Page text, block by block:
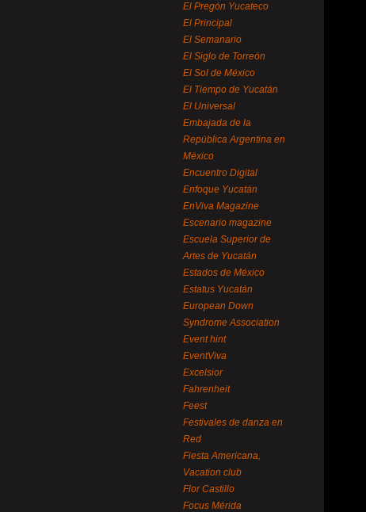
El Pregón Yucateco
El Principal
El Semanario
El Siglo de Torreón
El Sol de México
El Tiempo de Yucatán
El Universal
Embajada de la
República Argentina en
México
Encuentro Digital
Enfoque Yucatán
EnViva Magazine
Escenario magazine
Escuela Superior de
Artes de Yucatán
Estados de México
Estatus Yucatán
European Down
Syndrome Association
Event hint
EventViva
Excelsior
Fahrenheit
Feest
Festivales de danza en
Red
Fiesta Americana,
Vacation club
Flor Castillo
Focus Mérida